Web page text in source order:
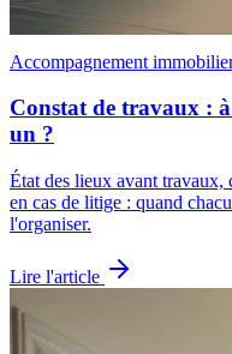
Accompagnement
Constat de travaux :
un ?
État des lieux avant travaux,
en cas de litige : quand
l'organiser.
Lire l'article